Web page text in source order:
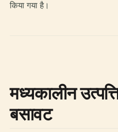
किया गया है।
मध्यकालीन
बसावट